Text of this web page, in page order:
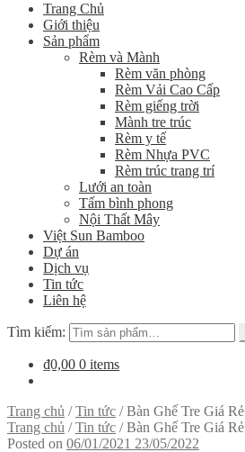
Trang Chủ
Giới thiệu
Sản phẩm
Rèm và Mành
Rèm văn phòng
Rèm Vải Cao Cấp
Rèm giếng trời
Mành tre trúc
Rèm y tế
Rèm Nhựa PVC
Rèm trúc trang trí
Lưới an toàn
Tấm bình phong
Nội Thất Mây
Việt Sun Bamboo
Dự án
Dịch vụ
Tin tức
Liên hệ
Tìm kiếm:
₫0,00 0 items
Trang chủ /Tin tức /Bàn Ghế Tre Giá Rẻ
Trang chủ /Tin tức /Bàn Ghế Tre Giá Rẻ
Posted on 06/01/2021 23/05/2022